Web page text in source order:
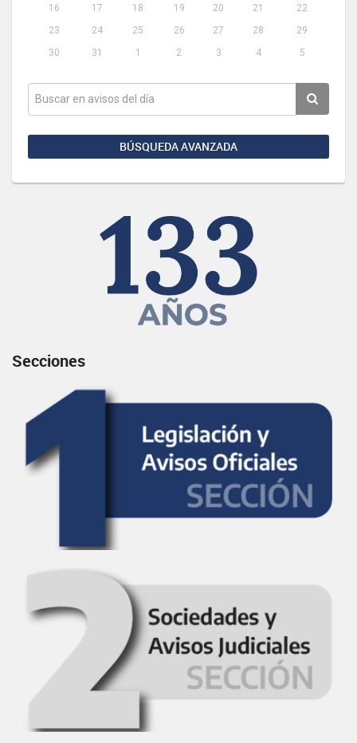
16
17 18 19 20 21
22
23
24 25 26 27 28
29
30
31 1 2 3 4 5
BÚSQUEDA AVANZADA
Secciones